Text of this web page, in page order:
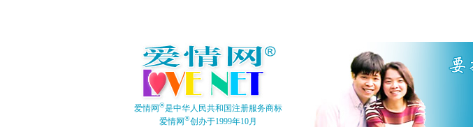
爱情网®是中华人民共和国注册服务商标
爱情网®创办于1999年10月